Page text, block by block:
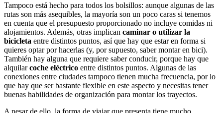
Tampoco está hecho para todos los bolsillos: aunque algunas de las
rutas son más asequibles, la mayoría son un poco caras si tenemos
en cuenta que el presupuesto proporcionado no incluye comidas ni
alojamientos. Además, otras implican caminar o utilizar la
bicicleta entre distintos puntos, así que hay que estar en forma si
quieres optar por hacerlas (y, por supuesto, saber montar en bici).
También hay alguna que requiere saber conducir, porque hay que
alquilarcoche eléctrico entre distintos puntos. Algunas de las
conexiones entre ciudades tampoco tienen mucha frecuencia, por lo
que hay que ser bastante flexible en este aspecto y necesitas tener
buenas habilidades de organización para montar los trayectos.
A pesar de ello, la forma de viajar que presenta tiene mucho